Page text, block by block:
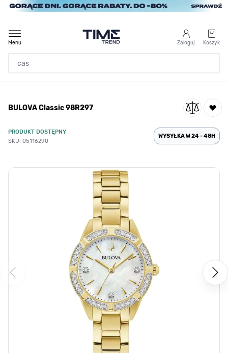
Przejdź do treści
Zaloguj Koszyk
Menu
/
BULOVA Classic 98R297
BULOVA Classic 98R297
PRODUKT DOSTĘPNY
SKU: 05116290
WYSYŁKA W 24 - 48H